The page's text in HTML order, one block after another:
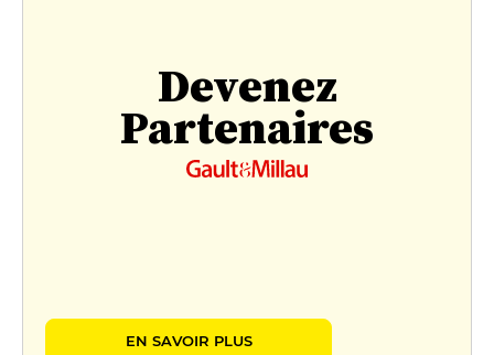
Devenez
Partenaires
EN SAVOIR PLUS